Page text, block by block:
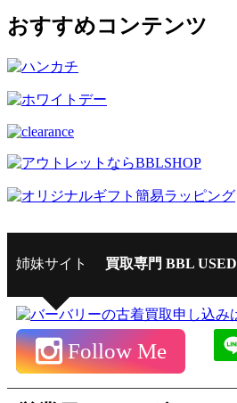
おすすめコンテンツ
姉妹サイト 買取専門 BBL USED
Follow Me